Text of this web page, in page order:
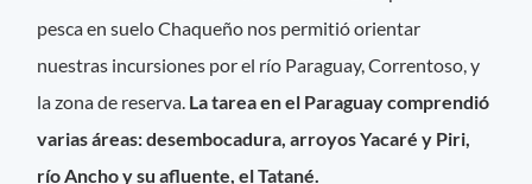
pesca en suelo Chaqueño nos permitió orientar
nuestras incursiones por el río Paraguay, Correntoso, y
la zona de reserva. La tarea en el Paraguay comprendió
varias áreas: desembocadura, arroyos Yacaré y Piri,
río Ancho y su afluente, el Tatané.